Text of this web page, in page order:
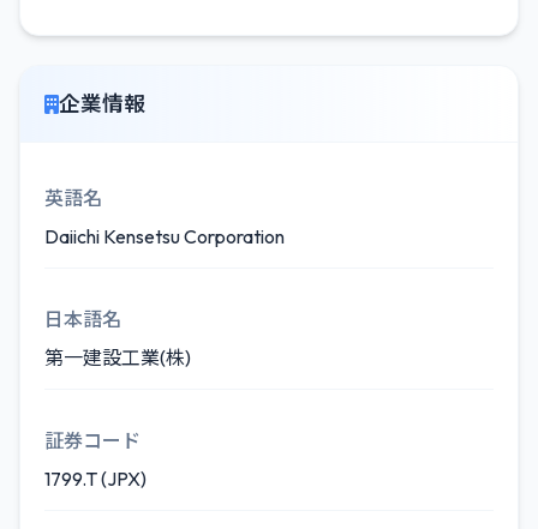
企業情報
英語名
Daiichi Kensetsu Corporation
日本語名
第一建設工業(株)
証券コード
1799.T (JPX)